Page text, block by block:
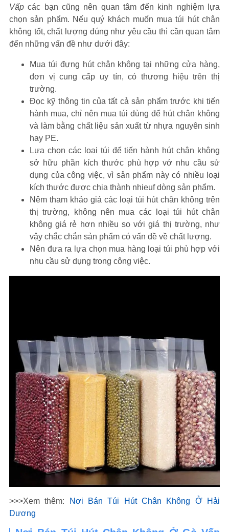
Vấp các bạn cũng nên quan tâm đến kinh nghiệm lựa
chọn sản phẩm. Nếu quý khách muốn mua túi hút chân
không tốt, chất lượng đúng như yêu cầu thì cần quan tâm
đến những vấn đề như dưới đây:
Mua túi đựng hút chân không tại những cửa hàng,
đơn vị cung cấp uy tín, có thương hiệu trên thị
trường.
Đọc kỹ thông tin của tất cả sản phẩm trước khi tiến
hành mua, chỉ nên mua túi dùng để hút chân không
và làm bằng chất liệu sản xuất từ nhựa nguyên sinh
hay PE.
Lựa chọn các loại túi để tiến hành hút chân không
sở hữu phần kích thước phù hợp vớ nhu cầu sử
dụng của công việc, vì sản phẩm này có nhiều loại
kích thước được chia thành nhieuf dòng sản phẩm.
Nêm tham khảo giá các loại túi hút chân không trên
thị trường, không nên mua các loại túi hút chân
không giá rẻ hơn nhiều so với giá thị trường, như
vậy chắc chắn sản phẩm có vấn đề về chất lượng.
Nên đưa ra lựa chọn mua hàng loại túi phù hợp với
nhu cầu sử dụng trong công việc.
>>>Xem thêm:
Nơi Bán Túi Hút Chân Không Ở Hải
Dương